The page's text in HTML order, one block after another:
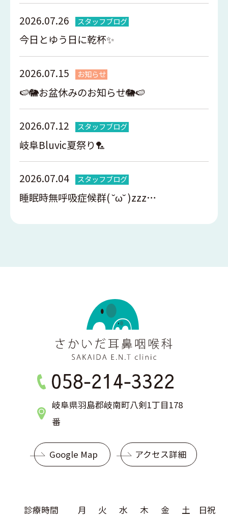
2026.07.26 スタッフブログ
今日とゆう日に乾杯✨
2026.07.15 お知らせ
🍉🐘お盆休みのお知らせ🐘🍉
2026.07.12 スタッフブログ
岐阜Bluvic夏祭り🏸
2026.07.04 スタッフブログ
睡眠時無呼吸症候群( ˘ω˘ )zzz…
岐阜県羽島郡岐南町八剣1丁目178
番
Google Map アクセス詳細
診療時間 月 火 水 木 金 土 日祝